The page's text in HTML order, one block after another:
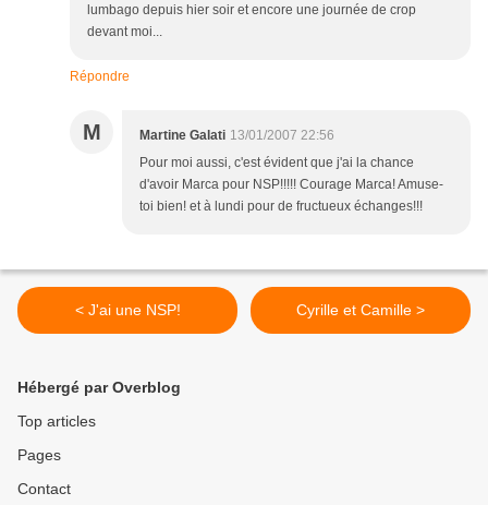
lumbago depuis hier soir et encore une journée de crop
devant moi...
Répondre
M Martine Galati 13/01/2007 22:56
Pour moi aussi, c'est évident que j'ai la chance
d'avoir Marca pour NSP!!!!! Courage Marca! Amuse-
toi bien! et à lundi pour de fructueux échanges!!!
< J'ai une NSP! Cyrille et Camille >
Hébergé par Overblog
Top articles
Pages
Contact